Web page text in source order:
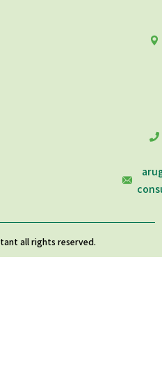
all rights reserved.